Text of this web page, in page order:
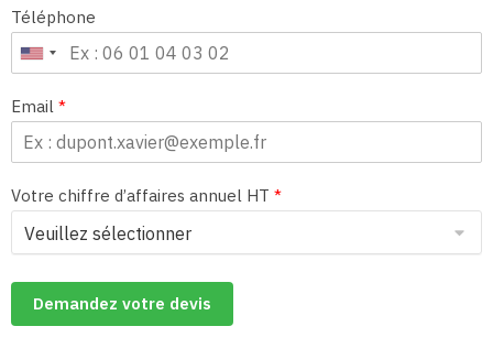
Téléphone
Email *
Votre chiffre d’affaires annuel HT *
Demandez votre devis